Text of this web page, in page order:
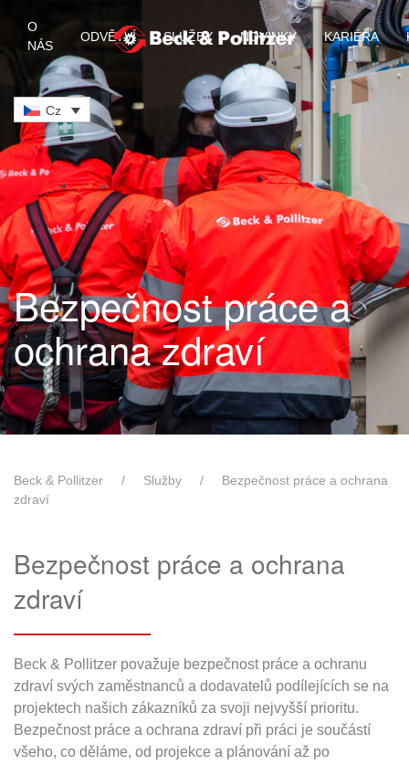
Skip to main content
O
NÁS
ODVĚTVÍ SLUŽBY NOVINKY KARIÉRA
Cz
Bezpečnost práce a
ochrana zdraví
Beck & Pollitzer Služby
Bezpečnost práce a ochrana
zdraví
Bezpečnost práce a ochrana
zdraví
Beck & Pollitzer považuje bezpečnost práce a ochranu
zdraví svých zaměstnanců a dodavatelů podílejících se na
projektech našich zákazníků za svoji nejvyšší prioritu.
Bezpečnost práce a ochrana zdraví při práci je součástí
všeho, co děláme, od projekce a plánování až po